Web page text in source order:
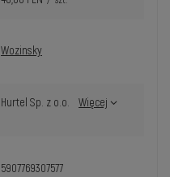
Wozinsky
Hurtel Sp. z o.o. Więcej
5907769307577